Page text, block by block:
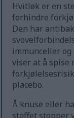
Hvitløk er en
forhindre
Den har
immunceller
viser at å spise
placebo.
Å knuse eller
stoffet stopper